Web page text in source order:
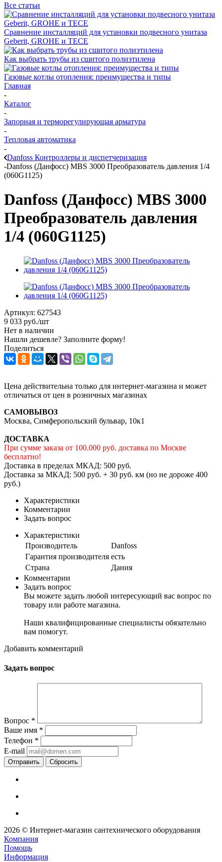
Все статьи
Сравнение инсталляций для установки подвесного унитаза
Geberit, GROHE и TECE
Как выбрать трубы из сшитого полиэтилена
Газовые котлы отопления: преимущества и типы
Главная
-
Каталог
-
Запорная и терморегулирующая арматура
-
Тепловая автоматика
-
Danfoss Контроллеры и диспетчеризация
-Danfoss (Данфосс) MBS 3000 Преобразователь давления 1/4
(060G1125)
Danfoss (Данфосс) MBS 3000
Преобразователь давления
1/4 (060G1125)
Артикул: 627543
9 033 руб./шт
Нет в наличии
Нашли дешевле? Заполните форму!
Поделиться
Цена действительна только для интернет-магазина и может
отличаться от цен в розничных магазинах
САМОВЫВОЗ
Москва, Симферопольский бульвар, 10к1
ДОСТАВКА
При сумме заказа от 100.000 руб. доставка по Москве
бесплатно!
Доставка в пределах МКАД: 500 руб.
Доставка за МКАД: 500 руб. + 30 руб. км (но не дороже 400
руб.)
Характеристики
Комментарии
Задать вопрос
Характеристики
Производитель
Danfoss
Гарантия производителя есть
Страна
Дания
Комментарии
Задать вопрос
Вы можете задать любой интересующий вас вопрос по
товару или работе магазина.
Наши квалифицированные специалисты обязательно
вам помогут.
Добавить комментарий
Задать вопрос
Вопрос *
Ваше имя *
Телефон *
E-mail
Сбросить
2026 © Интернет-магазин сантехнического оборудования
Компания
Помощь
Информация